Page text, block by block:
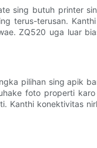
sing butuh printer
terus-terusan.
ZQ520 uga luar
pilihan sing apik
foto properti
konektivitas